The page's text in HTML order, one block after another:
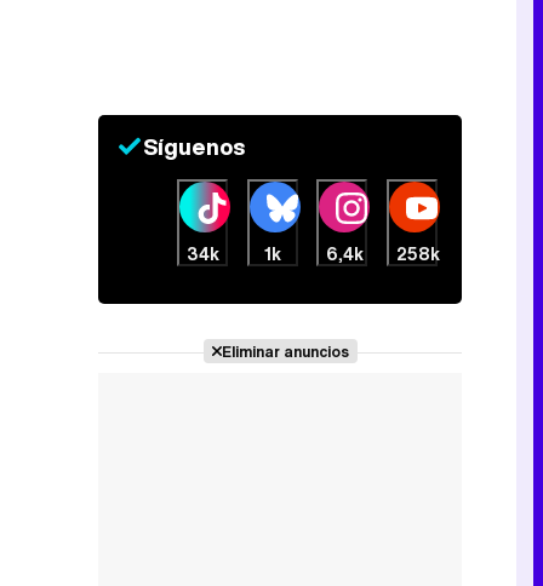
Síguenos
34k 1k 6,4k 258k
Eliminar anuncios